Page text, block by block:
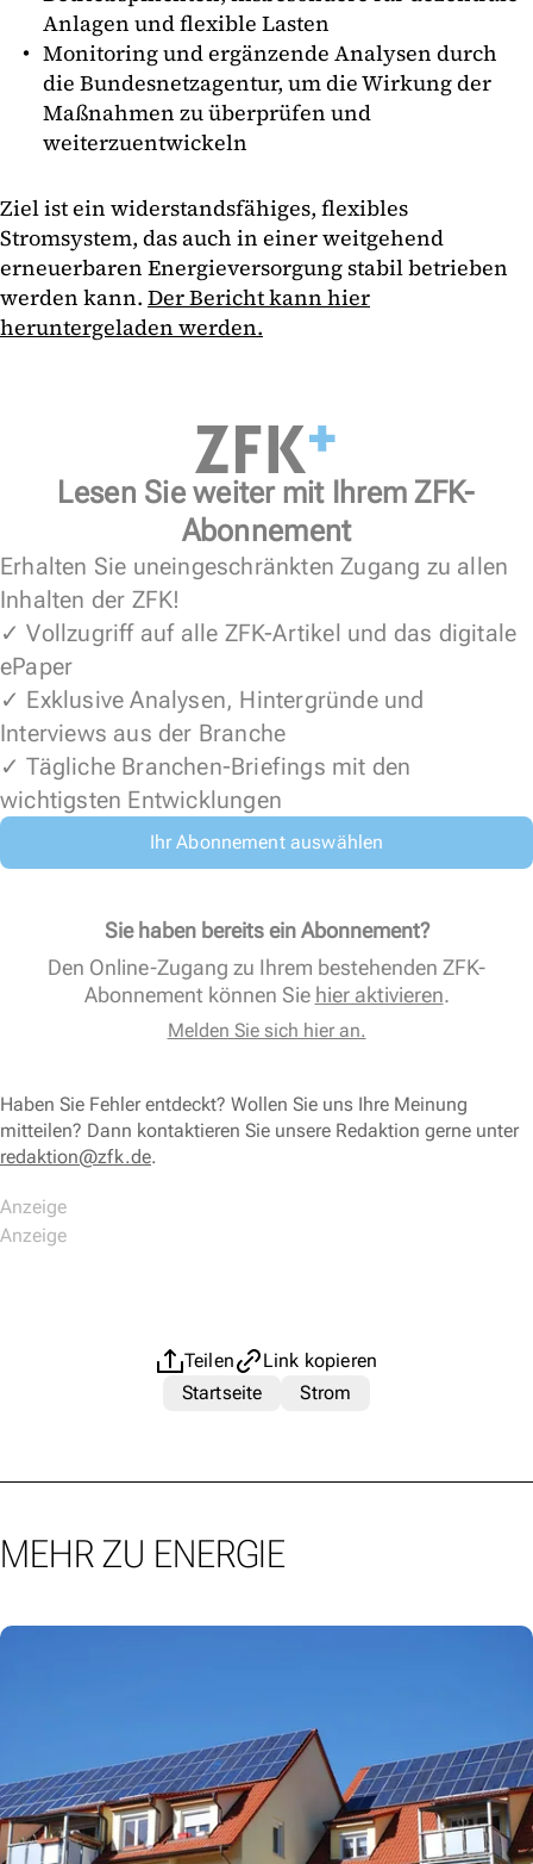
Anlagen und flexible Lasten
Monitoring und ergänzende Analysen durch
die Bundesnetzagentur, um die Wirkung der
Maßnahmen zu überprüfen und
weiterzuentwickeln
Ziel ist ein widerstandsfähiges, flexibles
Stromsystem, das auch in einer weitgehend
erneuerbaren Energieversorgung stabil betrieben
werden kann. Der Bericht kann hier
heruntergeladen werden.
Lesen Sie weiter mit Ihrem ZFK-
Abonnement
Erhalten Sie uneingeschränkten Zugang zu allen
Inhalten der ZFK!
✓ Vollzugriff auf alle ZFK-Artikel und das digitale
ePaper
✓ Exklusive Analysen, Hintergründe und
Interviews aus der Branche
✓ Tägliche Branchen-Briefings mit den
wichtigsten Entwicklungen
Ihr Abonnement auswählen
Sie haben bereits ein Abonnement?
Den Online-Zugang zu Ihrem bestehenden ZFK-
Abonnement können Sie hier aktivieren.
Melden Sie sich hier an.
Haben Sie Fehler entdeckt? Wollen Sie uns Ihre Meinung
mitteilen? Dann kontaktieren Sie unsere Redaktion gerne unter
redaktion@zfk.de.
Teilen
Link kopieren
Startseite
Strom
MEHR ZU ENERGIE